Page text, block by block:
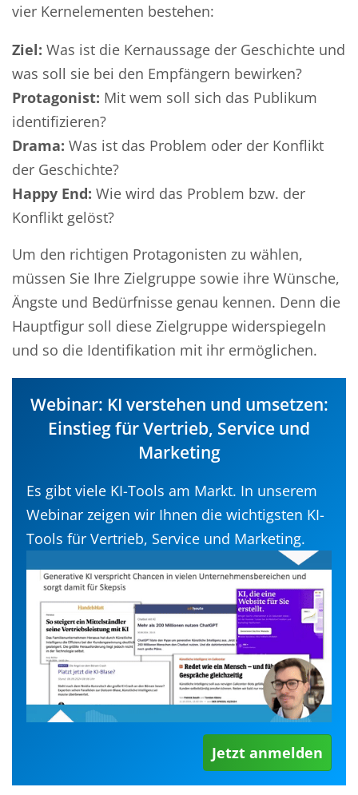
vier Kernelementen bestehen:
Ziel: Was ist die Kernaussage der Geschichte und
was soll sie bei den Empfängern bewirken?
Protagonist: Mit wem soll sich das Publikum
identifizieren?
Drama: Was ist das Problem oder der Konflikt
der Geschichte?
Happy End: Wie wird das Problem bzw. der
Konflikt gelöst?
Um den richtigen Protagonisten zu wählen,
müssen Sie Ihre Zielgruppe sowie ihre Wünsche,
Ängste und Bedürfnisse genau kennen. Denn die
Hauptfigur soll diese Zielgruppe widerspiegeln
und so die Identifikation mit ihr ermöglichen.
Webinar: KI verstehen und umsetzen:
Einstieg für Vertrieb, Service und
Marketing
Es gibt viele KI-Tools am Markt. In unserem
Webinar zeigen wir Ihnen die wichtigsten KI-
Tools für Vertrieb, Service und Marketing.
Jetzt anmelden